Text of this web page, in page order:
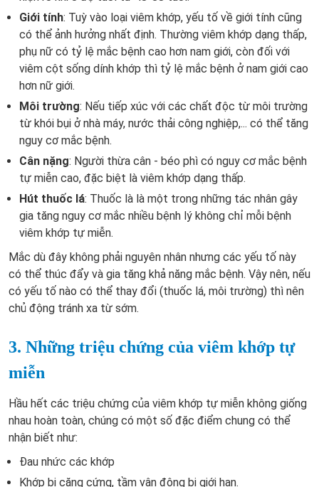
Giới tính: Tuỳ vào loại viêm khớp, yếu tố về giới tính cũng
có thể ảnh hưởng nhất định. Thường viêm khớp dạng thấp,
phụ nữ có tỷ lệ mắc bệnh cao hơn nam giới, còn đối với
viêm cột sống dính khớp thì tỷ lệ mắc bệnh ở nam giới cao
hơn nữ giới.
Môi trường: Nếu tiếp xúc với các chất độc từ môi trường
từ khói bụi ở nhà máy, nước thải công nghiệp,... có thể tăng
nguy cơ mắc bệnh.
Cân nặng: Người thừa cân - béo phì có nguy cơ mắc bệnh
tự miễn cao, đặc biệt là viêm khớp dạng thấp.
Hút thuốc lá: Thuốc là là một trong những tác nhân gây
gia tăng nguy cơ mắc nhiều bệnh lý không chỉ mỗi bệnh
viêm khớp tự miễn.
Mắc dù đây không phải nguyên nhân nhưng các yếu tố này
có thể thúc đẩy và gia tăng khả năng mắc bệnh. Vậy nên, nếu
có yếu tố nào có thể thay đổi (thuốc lá, môi trường) thì nên
chủ động tránh xa từ sớm.
3. Những triệu chứng của viêm khớp tự
miễn
Hầu hết các triệu chứng của viêm khớp tự miễn không giống
nhau hoàn toàn, chúng có một số đặc điểm chung có thể
nhận biết như:
Đau nhức các khớp
Khớp bị căng cứng, tầm vận động bị giới hạn.